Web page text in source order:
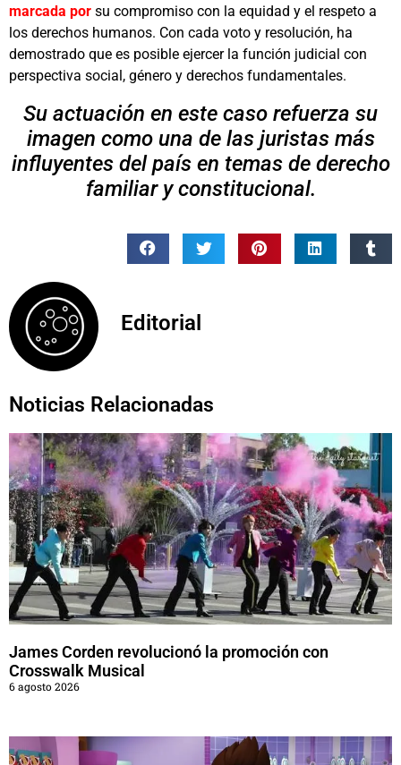
marcada por su compromiso con la equidad y el respeto a
los derechos humanos. Con cada voto y resolución, ha
demostrado que es posible ejercer la función judicial con
perspectiva social, género y derechos fundamentales.
Su actuación en este caso refuerza su
imagen como una de las juristas más
influyentes del país en temas de derecho
familiar y constitucional.
Editorial
Noticias Relacionadas
James Corden revolucionó la promoción con
Crosswalk Musical
6 agosto 2026